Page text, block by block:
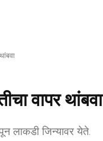
वापर थांबवा
लाकडी जिन्यावर येते.